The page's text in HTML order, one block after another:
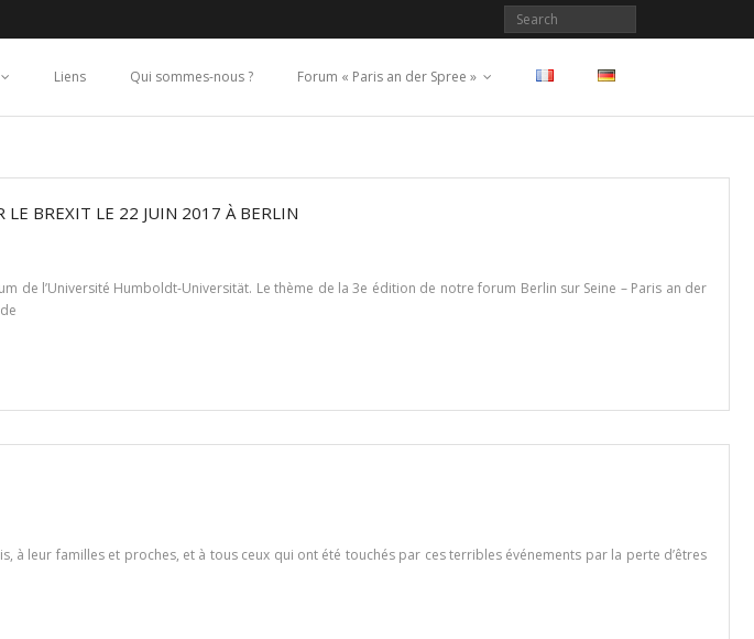
Liens Qui sommes-nous ? Forum « Paris an der Spree »
LE BREXIT LE 22 JUIN 2017 À BERLIN
de l’Université Humboldt-Universität. Le thème de la 3e édition de notre forum Berlin sur Seine – Paris an der
à leur familles et proches, et à tous ceux qui ont été touchés par ces terribles événements par la perte d’êtres